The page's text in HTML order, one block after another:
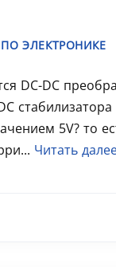
ЭЛЕКТРОНИКЕ
DC-DC
стабилизатора
5V? то
Читать